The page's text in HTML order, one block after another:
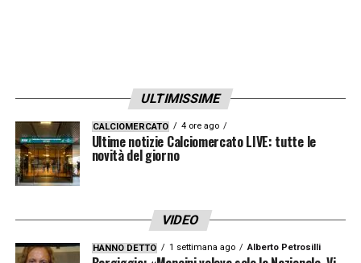
ULTIMISSIME
CALCIOMERCATO 4 ore ago
Ultime notizie Calciomercato LIVE: tutte le
novità del giorno
VIDEO
HANNO DETTO 1 settimana ago Alberto Petrosilli